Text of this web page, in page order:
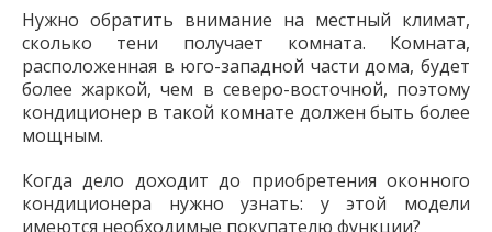
Нужно обратить внимание на местный климат,
сколько тени получает комната. Комната,
расположенная в юго-западной части дома, будет
более жаркой, чем в северо-восточной, поэтому
кондиционер в такой комнате должен быть более
мощным.
Когда дело доходит до приобретения оконного
кондиционера нужно узнать: у этой модели
имеются необходимые покупателю функции?